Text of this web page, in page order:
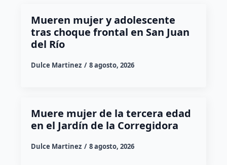
Mueren mujer y adolescente
tras choque frontal en San Juan
del Río
Dulce Martinez 8 agosto, 2026
Muere mujer de la tercera edad
en el Jardín de la Corregidora
Dulce Martinez 8 agosto, 2026